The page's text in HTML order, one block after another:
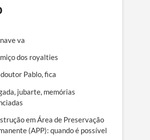
va
dos royalties
Pablo, fica
jubarte, memórias
em Área de Preservação
(APP): quando é possível